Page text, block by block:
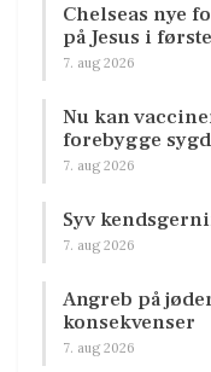
Chelseas nye
på Jesus i
7. aug 2026
Nu kan
forebygge
7. aug 2026
Syv
7. aug 2026
Angreb på
konsekvenser
7. aug 2026